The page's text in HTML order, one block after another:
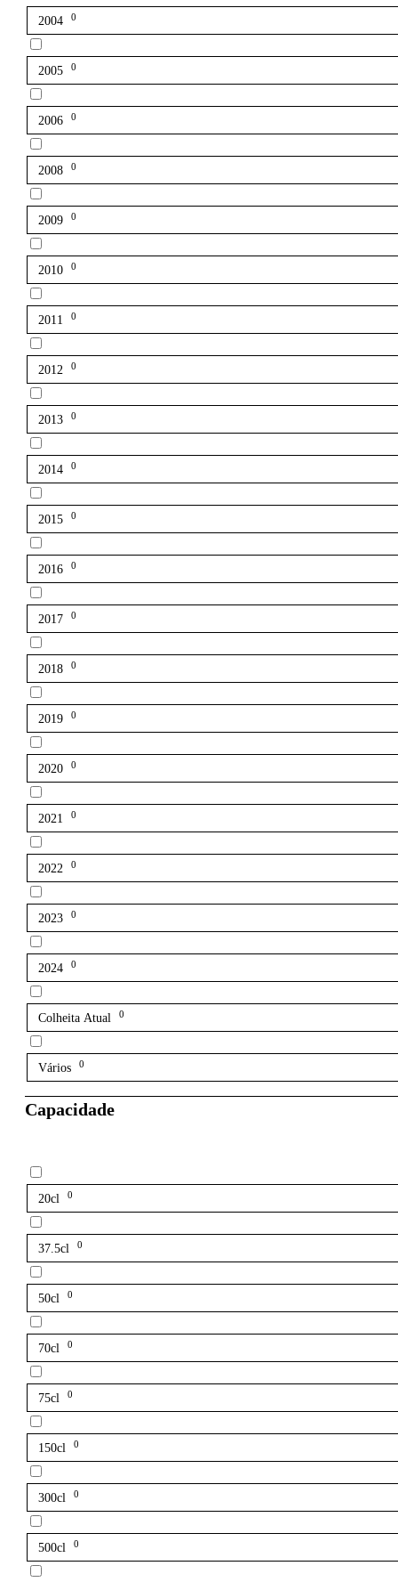
2004 0
2005 0
2006 0
2008 0
2009 0
2010 0
2011 0
2012 0
2013 0
2014 0
2015 0
2016 0
2017 0
2018 0
2019 0
2020 0
2021 0
2022 0
2023 0
2024 0
Colheita Atual 0
Vários 0
Capacidade
20cl 0
37.5cl 0
50cl 0
70cl 0
75cl 0
150cl 0
300cl 0
500cl 0